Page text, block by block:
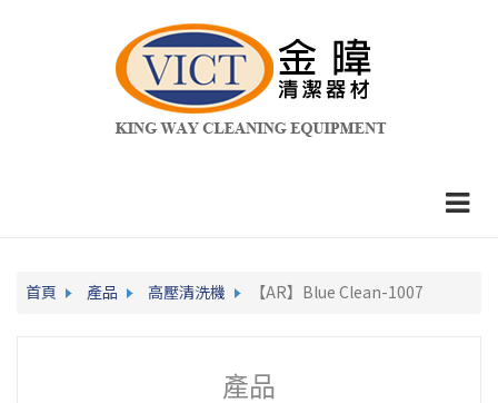
首頁 產品 高壓清洗機 【AR】Blue Clean-1007
產品